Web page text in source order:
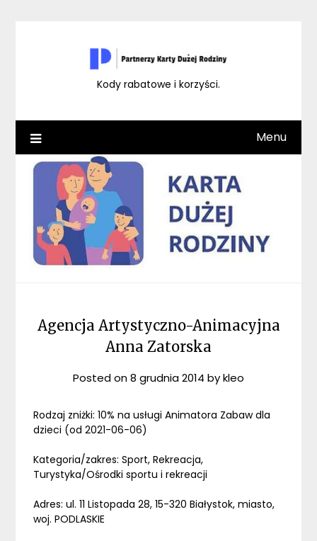
Kody rabatowe i korzyści.
Menu
Agencja Artystyczno-Animacyjna
Anna Zatorska
Posted on8 grudnia 2014 bykleo
Rodzaj zniżki: 10% na usługi Animatora Zabaw dla
dzieci (od 2021-06-06)
Kategoria/zakres: Sport, Rekreacja,
Turystyka/Ośrodki sportu i rekreacji
Adres: ul. 11 Listopada 28, 15-320 Białystok, miasto,
woj. PODLASKIE